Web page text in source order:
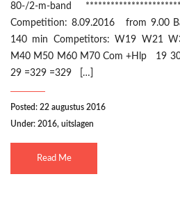
80-/2-m-band
Competition: 8.09.2016 from 9.00
140 min Competitors: W19 W21
M40 M50 M60 M70 Com +Hlp 19
29 =329 =329 […]
Posted: 22 augustus 2016
Under: 2016, uitslagen
Read Me